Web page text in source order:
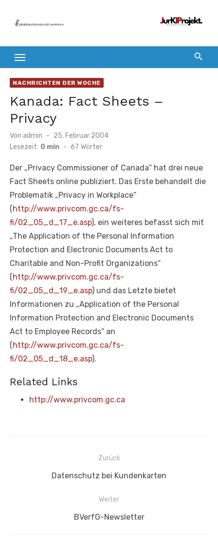
Inhalt
NACHRICHTEN DER WOCHE
Kanada: Fact Sheets –
Privacy
Von admin
Veröffentlicht
am
25. Februar 2004
Lesezeit: 0 min - 67 Wörter
Der „Privacy Commissioner of Canada“ hat drei neue
Fact Sheets online publiziert. Das Erste behandelt die
Problematik „Privacy in Workplace“
(http://www.privcom.gc.ca/fs-
fi/02_05_d_17_e.asp), ein weiteres befasst sich mit
„The Application of the Personal Information
Protection and Electronic Documents Act to
Charitable and Non-Profit Organizations“
(http://www.privcom.gc.ca/fs-
fi/02_05_d_19_e.asp) und das Letzte bietet
Informationen zu „Application of the Personal
Information Protection and Electronic Documents
Act to Employee Records“ an
(http://www.privcom.gc.ca/fs-
fi/02_05_d_18_e.asp).
Related Links
http://www.privcom.gc.ca
Beitragsnavigation
Zurück
Vorheriger
Datenschutz bei Kundenkarten
Weiter
Nächster
BVerfG-Newsletter